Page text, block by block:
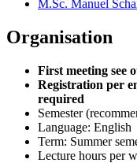
M.Sc. Manuel
Organisation
First meeting see
Registration per
required
Semester
Language: English
Term: Summer
Lecture hours per